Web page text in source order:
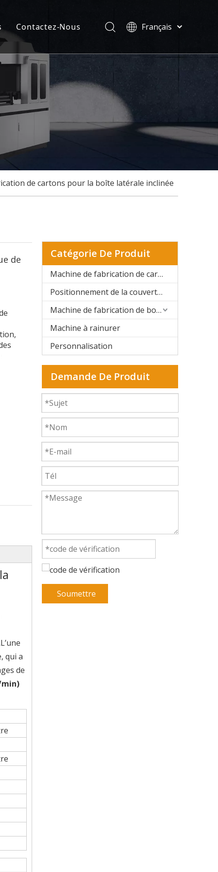
Contactez-Nous
Français
ไทย
Pусский
de cartons pour la boîte latérale inclinée
de
qui a
de
min)
Catégorie De Produit
Machine de fabrication de cartons rigides automatique
Positionnement de la couverture rigide et de la boîte rigide
Machine de fabrication de boîtes rigides semi-automatique
Machine à rainurer
Personnalisation
Demande De Produit
Soumettre